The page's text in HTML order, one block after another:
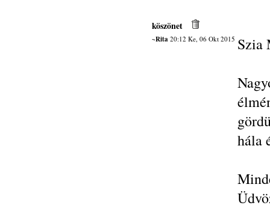
köszönet
~Rita20:12 Ke, 06 Okt 2015 Szia
hála